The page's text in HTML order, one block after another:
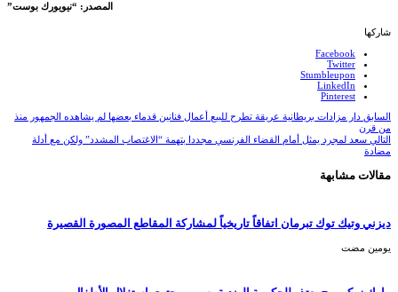
المصدر: “نيويورك بوست”
شاركها
Facebook
Twitter
Stumbleupon
LinkedIn
Pinterest
السابق دار مزادات بريطانية عريقة تطرح للبيع أعمال فنانين قدماء بعضها لم يشاهده الجمهور منذ
من قرن
التالي سعد لمجرد يمثل أمام القضاء الفرنسي مجددا بتهمة “الاغتصاب المشدد” ولكن مع أدلة
مضادة
مقالات مشابهة
ديزني وتيك توك تبرمان اتفاقاً تاريخياً لمشاركة المقاطع المصورة القصيرة
‏يومين مضت